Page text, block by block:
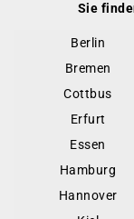
Sie
Berlin
Bremen
Cottbus
Erfurt
Essen
Hamburg
Hannover